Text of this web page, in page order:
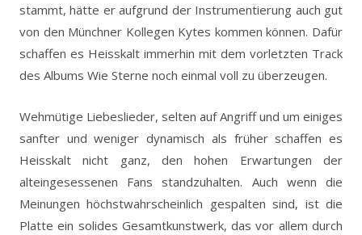
stammt, hätte er aufgrund der Instrumentierung auch gut
von den Münchner Kollegen Kytes kommen können. Dafür
schaffen es Heisskalt immerhin mit dem vorletzten Track
des Albums Wie Sterne noch einmal voll zu überzeugen.
Wehmütige Liebeslieder, selten auf Angriff und um einiges
sanfter und weniger dynamisch als früher schaffen es
Heisskalt nicht ganz, den hohen Erwartungen der
alteingesessenen Fans standzuhalten. Auch wenn die
Meinungen höchstwahrscheinlich gespalten sind, ist die
Platte ein solides Gesamtkunstwerk, das vor allem durch